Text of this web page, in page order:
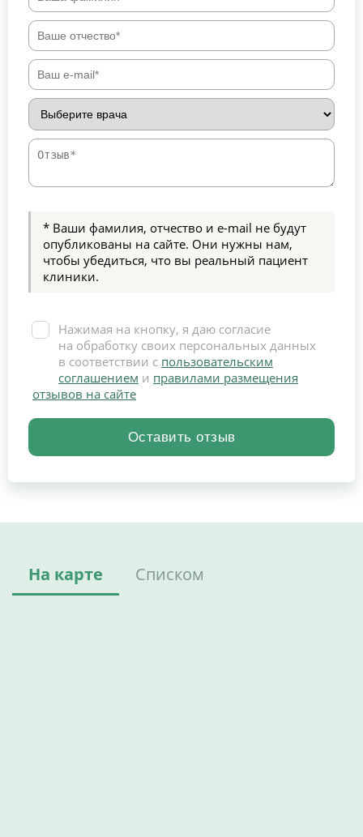
* Ваши фамилия, отчество и e-mail не будут
опубликованы на сайте. Они нужны нам,
чтобы убедиться, что вы реальный пациент
клиники.
Нажимая на кнопку, я даю согласие
на обработку своих персональных данных
в соответствии с пользовательским
соглашением и правилами размещения
отзывов на сайте
На карте Списком